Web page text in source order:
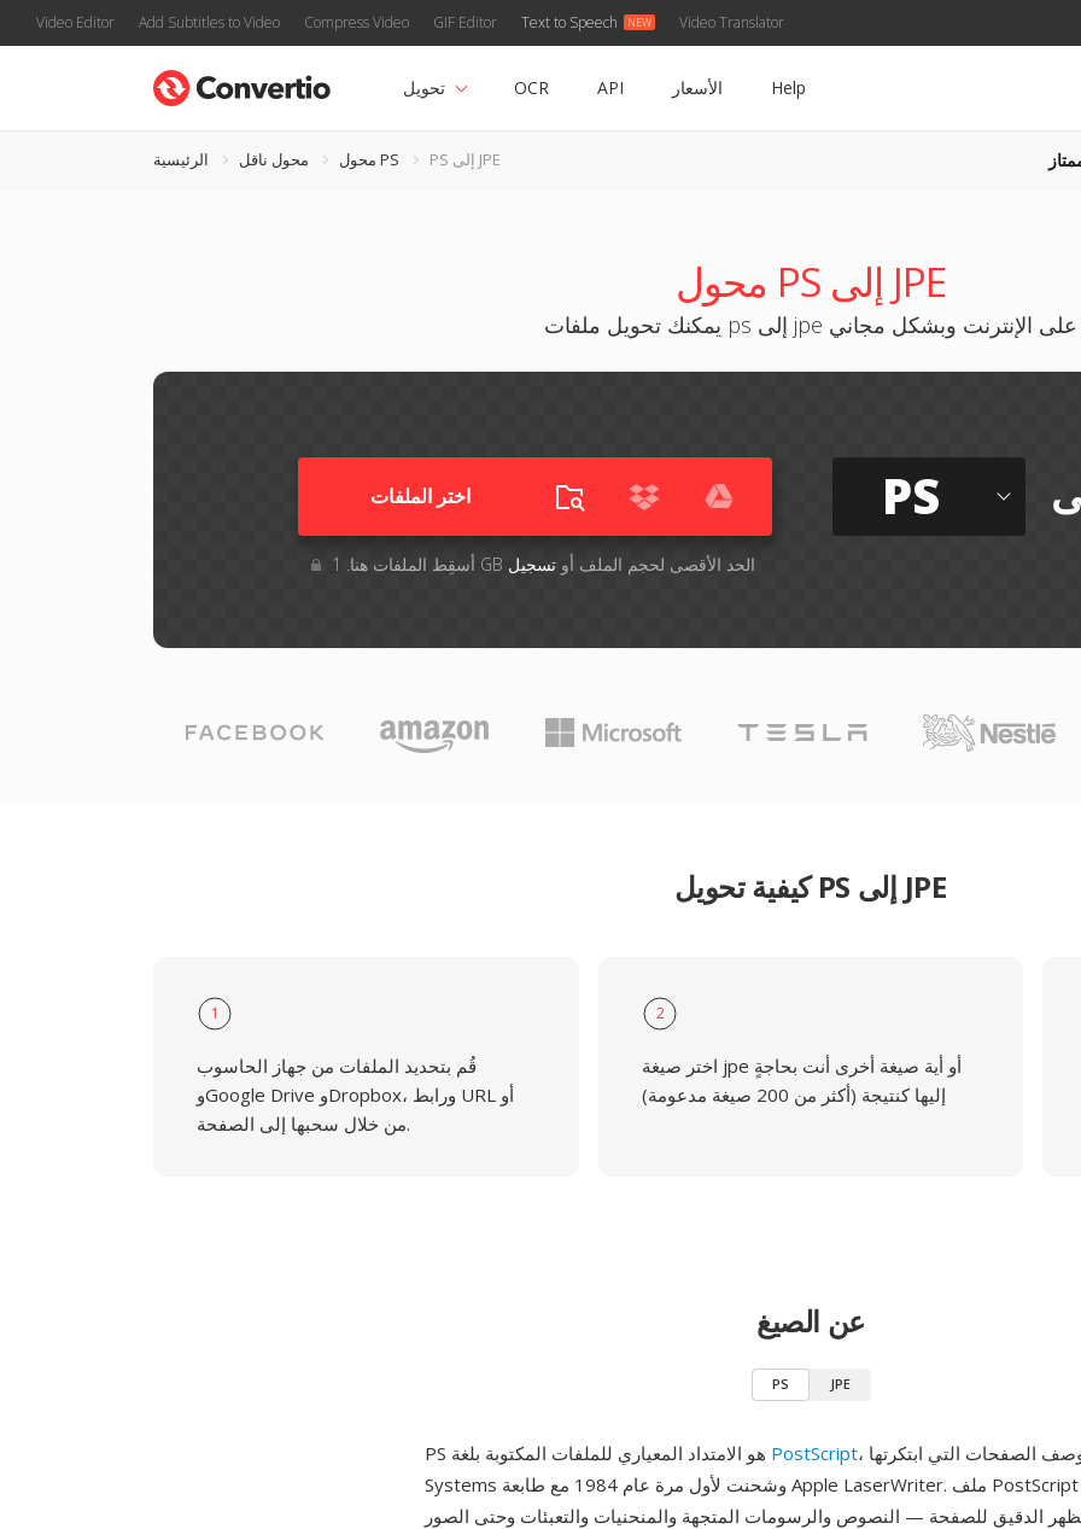
Video Editor Add Subtitles to Video Compress Video GIF Editor Text to Speech Video Translator
تحويل OCR API الأسعار Help
الرئيسية محول ناقل محول PS PS إلى JPE
محول PS إلى JPE
يمكنك تحويل ملفات ps إلى jpe على الإنترنت وبشكل مجاني
اختر الملفات
أسقِط الملفات هنا. 1 GB الحد الأقصى لحجم الملف أوتسجيل
PS
كيفية تحويل PS إلى JPE
1
قُم بتحديد الملفات من جهاز الحاسوب
وGoogle Drive وDropbox، ورابط URL أو
من خلال سحبها إلى الصفحة.
2
اختر صيغة jpe أو أية صيغة أخرى أنت بحاجةٍ
إليها كنتيجة (أكثر من 200 صيغة مدعومة)
عن الصيغ
PS JPE
PostScript، لغة وصف الصفحات التي ابتكرتها Adobe
Systems وشحنت لأول مرة عام 1984 مع طابعة Apple LaserWriter. ملف PostScript هو برنامج كامل
الدقيق للصفحة — النصوص والرسومات المتجهة والمنحنيات والتعبئات وحتى الصور